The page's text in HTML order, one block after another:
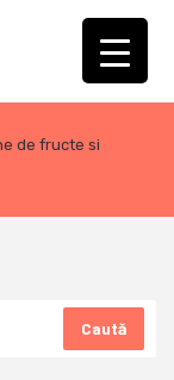
de fructe si
Caută